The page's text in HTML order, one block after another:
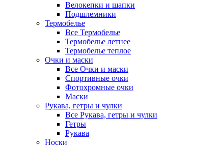
Велокепки и шапки
Подшлемники
Термобелье
Все Термобелье
Термобелье летнее
Термобелье теплое
Очки и маски
Все Очки и маски
Спортивные очки
Фотохромные очки
Маски
Рукава, гетры и чулки
Все Рукава, гетры и чулки
Гетры
Рукава
Носки